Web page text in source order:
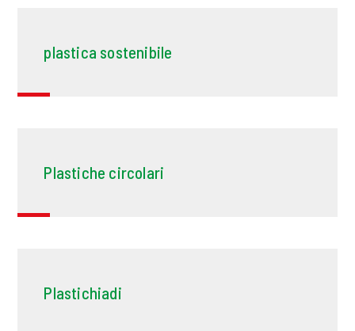
plastica sostenibile
Plastiche circolari
Plastichiadi